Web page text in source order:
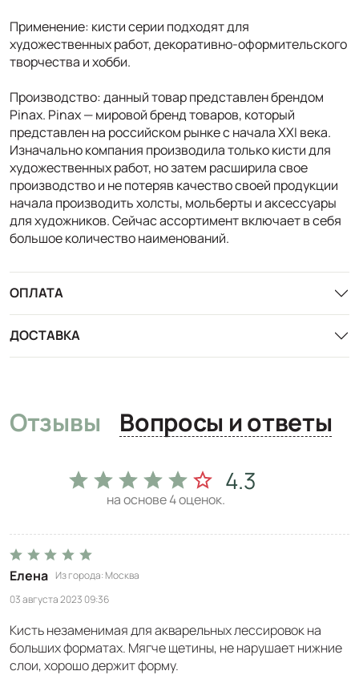
Применение: кисти серии подходят для
художественных работ, декоративно-оформительского
творчества и хобби.
Производство: данный товар представлен брендом
Pinax. Pinax — мировой бренд товаров, который
представлен на российском рынке с начала XXI века.
Изначально компания производила только кисти для
художественных работ, но затем расширила свое
производство и не потеряв качество своей продукции
начала производить холсты, мольберты и аксессуары
для художников. Сейчас ассортимент включает в себя
большое количество наименований.
ОПЛАТА
ДОСТАВКА
Отзывы Вопросы и ответы
4.3
на основе4оценок.
Елена Из города Москва
03 августа 2023 09:36
Кисть незаменимая для акварельных лессировок на
больших форматах. Мягче щетины, не нарушает нижние
слои, хорошо держит форму.